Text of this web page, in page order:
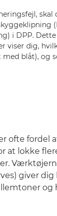
skal
i DPP.
viser dig,
blåt), og
ofte fordel
at lokke
giver
og